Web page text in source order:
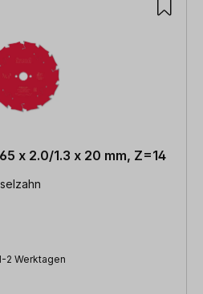
x 2.0/1.3 x 20 mm, Z=14
2 Werktagen